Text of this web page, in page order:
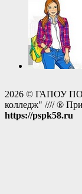
2026 © ГАПОУ ПО
колледж" //// ® При
https://pspk58.ru